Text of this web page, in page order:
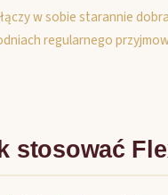
w sobie starannie
regularnego
stosować